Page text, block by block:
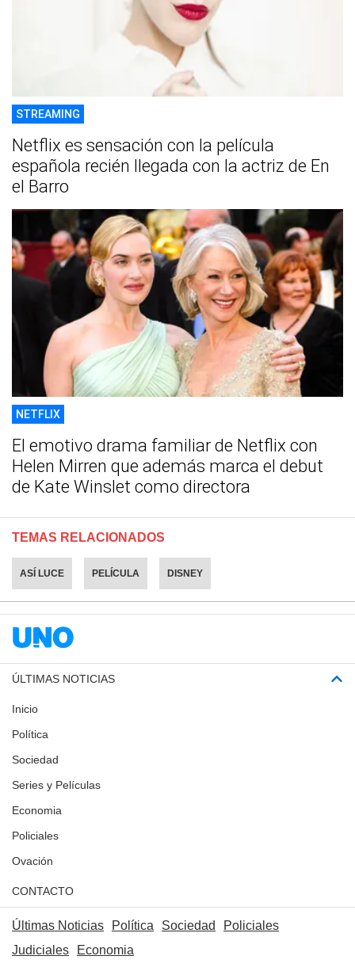
STREAMING
Netflix es sensación con la película
española recién llegada con la actriz de En
el Barro
NETFLIX
El emotivo drama familiar de Netflix con
Helen Mirren que además marca el debut
de Kate Winslet como directora
TEMAS RELACIONADOS
ASÍ LUCE PELÍCULA DISNEY
ÚLTIMAS NOTICIAS
Inicio
Política
Sociedad
Series y Películas
Economia
Policiales
Ovación
CONTACTO
Últimas Noticias Política Sociedad
Policiales
Judiciales
Economia